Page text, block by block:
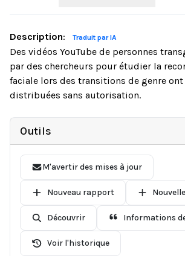
Description: Traduit par IA
Des vidéos YouTube de personnes
par des chercheurs pour étudier la
faciale lors des transitions de genre
distribuées sans autorisation.
Outils
M'avertir des mises à jour
Nouveau rapport
Découvrir Informations
Voir l'historique